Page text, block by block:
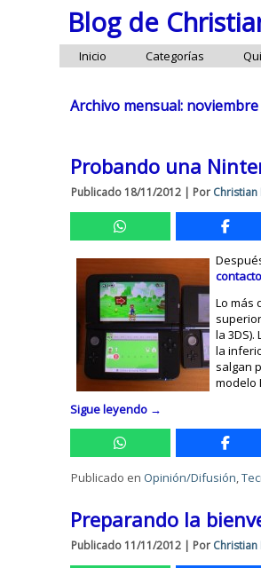
Blog de
Inicio Categorías
Archivo mensual: noviembre
Probando una
Publicado18/11/2012 | Por Christian
contacto
Lo más
la
la
salgan
modelo
Sigue leyendo →
Publicado en Opinión/Difusión,
Preparando la
Publicado11/11/2012 | Por Christian